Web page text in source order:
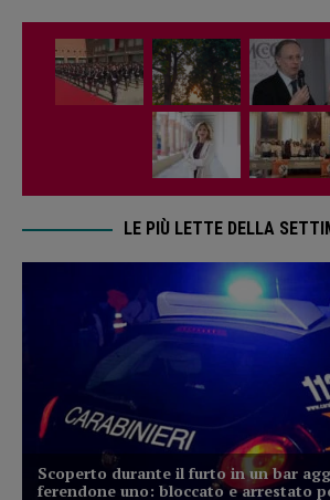
LE PIÙ LETTE DELLA